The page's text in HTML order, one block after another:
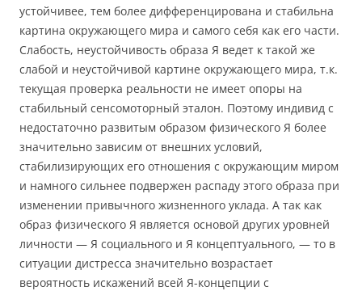
устойчивее, тем более дифференцирована и стабильна
картина окружающего мира и самого себя как его части.
Слабость, неустойчивость образа Я ведет к такой же
слабой и неустойчивой картине окружающего мира, т.к.
текущая проверка реальности не имеет опоры на
стабильный сенсомоторный эталон. Поэтому индивид с
недостаточно развитым образом физического Я более
значительно зависим от внешних условий,
стабилизирующих его отношения с окружающим миром
и намного сильнее подвержен распаду этого образа при
изменении привычного жизненного уклада. А так как
образ физического Я является основой других уровней
личности — Я социального и Я концептуального, — то в
ситуации дистресса значительно возрастает
вероятность искажений всей Я-концепции с